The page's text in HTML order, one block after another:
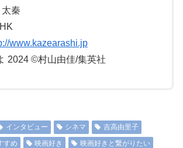
秦
www.kazearashi.jp
2024 ©村山由佳/集英社
インタビュー シネマ
吉高由里子
すめ 映画好き
映画好きと繋がりたい